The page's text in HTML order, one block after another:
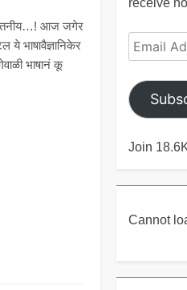
चिंतनीय…! आज जगेर
ये भाषावैज्ञानिकेर
भाषानं कू
Email
Address
Join
Cannot